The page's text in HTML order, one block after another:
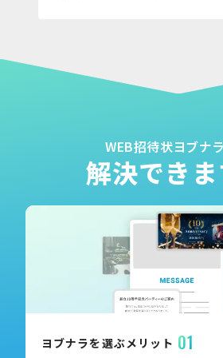
WEB招待状ヨブナ
解決できま
ヨブナラを選ぶメリット 01